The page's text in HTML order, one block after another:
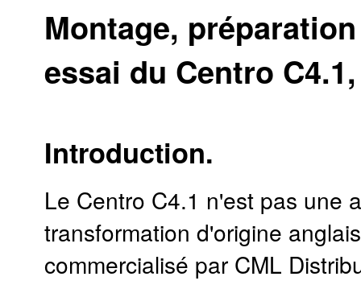
Montage,
essai du Centro
Introduction.
Le Centro C4.1 n'est pas une
transformation d'origine
commercialisé par CML